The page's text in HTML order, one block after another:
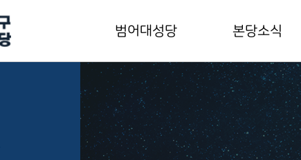
범어대성당
교구장사목교서
본당사목방침
주보성인
신부님/수녀님
본당소식
공지사항
본당주보
전례봉사
월중계획표